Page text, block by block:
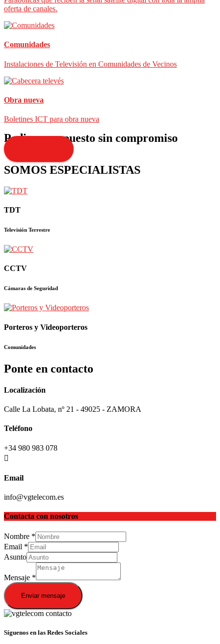
oferta de canales.
Comunidades
Instalaciones de Televisión en Comunidades de Vecinos
Obra nueva
Boletines ICT para obra nueva
Pedir presupuesto sin compromiso
SOMOS ESPECIALISTAS
TDT
Televisión Terrestre
CCTV
Cámaras de Seguridad
Porteros y Videoporteros
Comunidades
Ponte en contacto
Localización
Calle La Lobata, nº 21 - 49025 - ZAMORA
Teléfono
+34 980 983 078
Email
info@vgtelecom.es
Contacta con nosotros
Nombre *
Email *
Asunto
Mensaje *
Enviar mensaje
Síguenos en las Redes Sociales